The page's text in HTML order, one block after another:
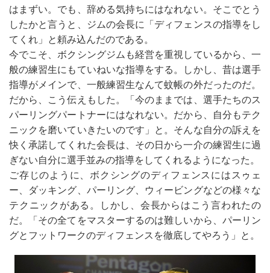
はまずい。でも、辞める気持ちにはなれない。そこでとう
したかと言うと、ジムの会長に「ディフェンスの指導をし
てくれ」と頼み込んだのである。
今でこそ、ボクシングジムも経営を重視しているから、一
般の練習生にもていねいな指導をする。しかし、昔は選手
指導がメインで、一般練習生なんて蚊帳の外だったのだ。
だから、こう伝えもした。「今のままでは、選手たちのス
パーリングパートナーにはなれない。だから、自分もテク
ニックを磨いていきたいのです」と。そんな自分の訴えを
快く承諾してくれた会長は、その日から一介の練習生に過
ぎない自分に選手並みの指導をしてくれるようになった。
ご存じのように、ボクシングのディフェンスにはスゥェ
ー、ダッキング、パーリング、ウィービングなどの様々な
テクニックがある。しかし、会長からはこう言われたの
だ。「その全てをマスターするのは難しいから、パーリン
グとフットワークのディフェンスを徹底してやろう」と。